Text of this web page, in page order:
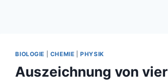
BIOLOGIE CHEMIE |PHYSIK
Auszeichnung von vier